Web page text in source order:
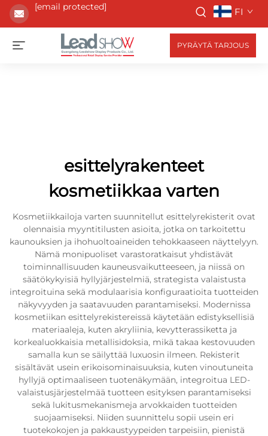
[email protected] FI
PYRÄYTÄ TARJOUS
esittelyrakenteet
kosmetiikkaa varten
Kosmetiikkailoja varten suunnitellut esittelyrekisterit ovat
olennaisia myyntitilusten asioita, jotka on tarkoitettu
kaunouksien ja ihohuoltoaineiden tehokkaaseen näyttelyyn.
Nämä monipuoliset varastoratkaisut yhdistävät
toiminnallisuuden kauneusvaikutteeseen, ja niissä on
säätökykyisiä hyllyjärjestelmiä, strategista valaistusta
integroituina sekä modulaarisia konfiguraatioita tuotteiden
näkyvyyden ja saatavuuden parantamiseksi. Modernissa
kosmetiikan esittelyrekistereissä käytetään edistyksellisiä
materiaaleja, kuten akryliinia, kevytterassiketta ja
korkealuokkaisia metallisidoksia, mikä takaa kestovuuden
samalla kun se säilyttää luxuosin ilmeen. Rekisterit
sisältävät usein erikoisominaisuuksia, kuten vinoutuneita
hyllyjä optimaaliseen tuotenäkymään, integroitua LED-
valaistusjärjestelmää tuotteen esityksen parantamiseksi
sekä lukitusmekanismeja arvokkaiden tuotteiden
suojaamiseksi. Niiden suunnittelu sopii usein eri
tuotekokojen ja pakkaustyypeiden tarpeisiin, pienistä